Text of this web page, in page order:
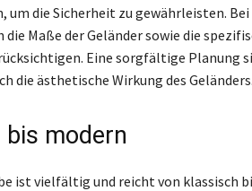
die Sicherheit zu gewährleisten. Bei
Maße der Geländer sowie die
Eine sorgfältige Planung
die ästhetische Wirkung des Geländers.
bis modern
ist vielfältig und reicht von klassisch